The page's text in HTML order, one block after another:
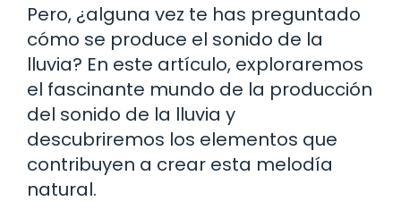
Pero, ¿alguna vez te has preguntado
cómo se produce el sonido de la
lluvia? En este artículo, exploraremos
el fascinante mundo de la producción
del sonido de la lluvia y
descubriremos los elementos que
contribuyen a crear esta melodía
natural.